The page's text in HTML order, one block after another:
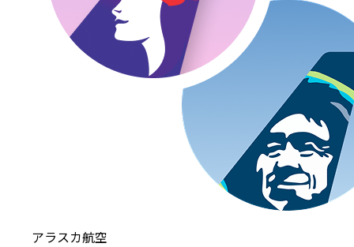
アラスカ航空